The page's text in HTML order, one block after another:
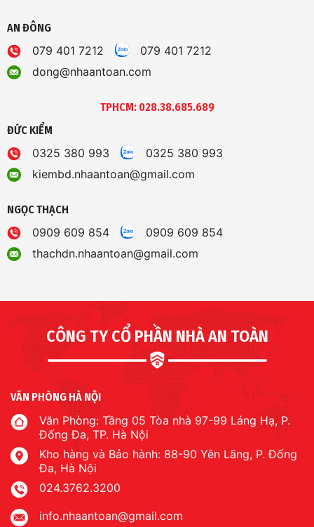
AN ĐÔNG
079 401 7212
079 401 7212
dong@nhaantoan.com
TPHCM: 028.38.685.689
ĐỨC KIỂM
0325 380 993
0325 380 993
kiembd.nhaantoan@gmail.com
NGỌC THẠCH
0909 609 854
0909 609 854
thachdn.nhaantoan@gmail.com
CÔNG TY CỔ PHẦN NHÀ AN TOÀN
VĂN PHÒNG HÀ NỘI
Văn Phòng: Tầng 05 Tòa nhà 97-99 Láng Hạ, P.
Đống Đa, TP. Hà Nội
Kho hàng và Bảo hành: 88-90 Yên Lãng, P. Đống
Đa, Hà Nội
024.3762.3200
info.nhaantoan@gmail.com